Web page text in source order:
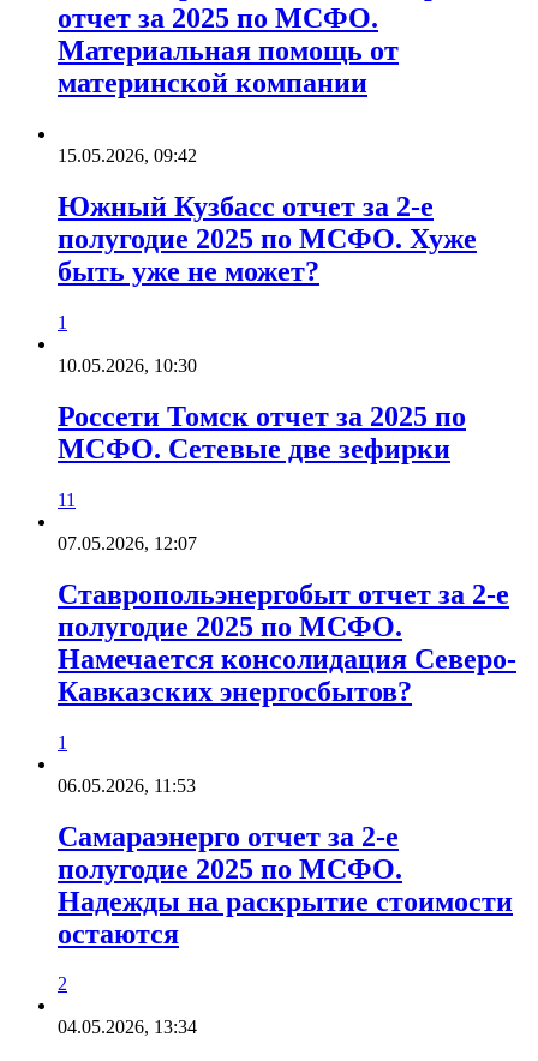
отчет за 2025 по МСФО.
Материальная помощь от
материнской компании
15.05.2026, 09:42
Южный Кузбасс отчет за 2-е
полугодие 2025 по МСФО. Хуже
быть уже не может?
1
10.05.2026, 10:30
Россети Томск отчет за 2025 по
МСФО. Сетевые две зефирки
11
07.05.2026, 12:07
Ставропольэнергобыт отчет за 2-е
полугодие 2025 по МСФО.
Намечается консолидация Северо-
Кавказских энергосбытов?
1
06.05.2026, 11:53
Самараэнерго отчет за 2-е
полугодие 2025 по МСФО.
Надежды на раскрытие стоимости
остаются
2
04.05.2026, 13:34